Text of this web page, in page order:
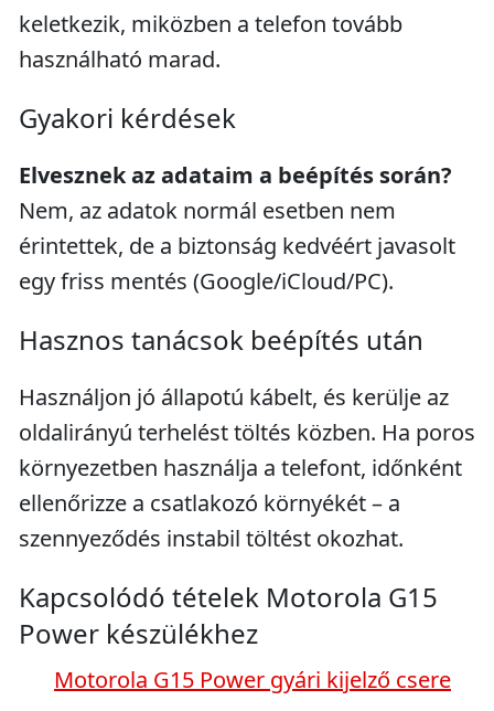
keletkezik, miközben a telefon tovább
használható marad.
Gyakori kérdések
Elvesznek az adataim a beépítés során?
Nem, az adatok normál esetben nem
érintettek, de a biztonság kedvéért javasolt
egy friss mentés (Google/iCloud/PC).
Hasznos tanácsok beépítés után
Használjon jó állapotú kábelt, és kerülje az
oldalirányú terhelést töltés közben. Ha poros
környezetben használja a telefont, időnként
ellenőrizze a csatlakozó környékét – a
szennyeződés instabil töltést okozhat.
Kapcsolódó tételek Motorola G15
Power készülékhez
Motorola G15 Power gyári kijelző csere